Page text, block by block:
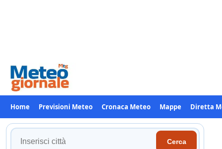
Home Previsioni Meteo Cronaca Meteo Mappe Diretta
Cerca
Cerca